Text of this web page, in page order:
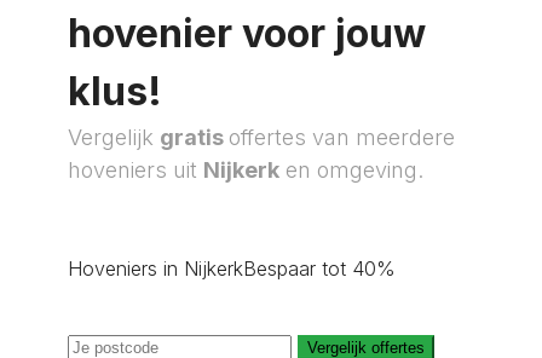
hovenier voor jouw
klus!
Vergelijk gratis offertes van meerdere
hoveniers uit Nijkerk en omgeving.
Hoveniers in NijkerkBespaar tot 40%
Vergelijk offertes